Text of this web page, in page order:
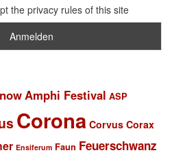
the privacy rules of this site
Amphi Festival ASP
Corona Corvus Corax
Ensiferum Faun Feuerschwanz